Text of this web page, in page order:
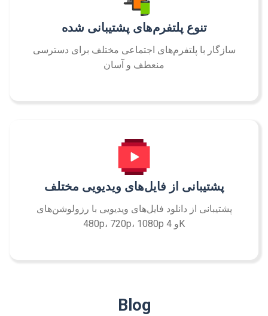
تنوع پلتفرم‌های پشتیبانی شده
سازگار با پلتفرم‌های اجتماعی مختلف برای دسترسی
منعطف و آسان
پشتیبانی از فایل‌های ویدیویی مختلف
پشتیبانی از دانلود فایل‌های ویدیویی با رزولوشن‌های
480p، 720p، 1080p و 4K
Blog